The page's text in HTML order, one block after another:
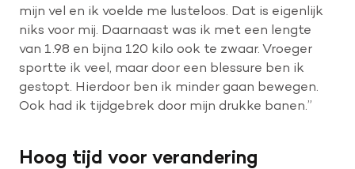
mijn vel en ik voelde me lusteloos. Dat is eigenlijk
niks voor mij. Daarnaast was ik met een lengte
van 1.98 en bijna 120 kilo ook te zwaar. Vroeger
sportte ik veel, maar door een blessure ben ik
gestopt. Hierdoor ben ik minder gaan bewegen.
Ook had ik tijdgebrek door mijn drukke banen.”
Hoog tijd voor verandering